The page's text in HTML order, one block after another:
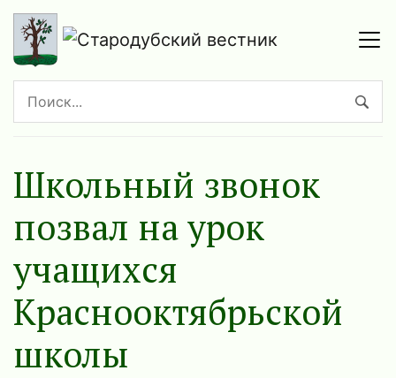
Школьный звонок
позвал на урок
учащихся
Краснооктябрьской
школы